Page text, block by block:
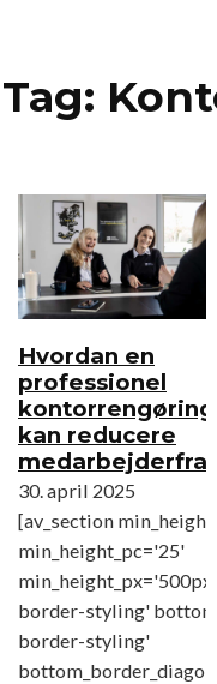
Tag:
Hvordan en
professionel
kontorrengøring
kan reducere
30. april 2025
[av_section
min_height_pc='25'
min_height_px='500px'
border-styling'
border-styling'